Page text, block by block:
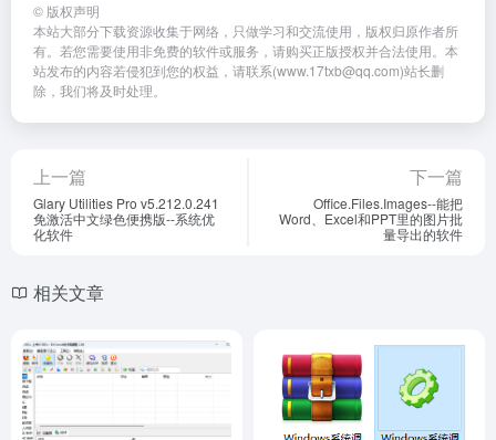
© 版权声明
本站大部分下载资源收集于网络，只做学习和交流使用，版权归原作者所
有。若您需要使用非免费的软件或服务，请购买正版授权并合法使用。本
站发布的内容若侵犯到您的权益，请联系(www.17txb@qq.com)站长删
除，我们将及时处理。
上一篇
Glary Utilities Pro v5.212.0.241
免激活中文绿色便携版--系统优
化软件
下一篇
Office.Files.Images--能把
Word、Excel和PPT里的图片批
量导出的软件
相关文章